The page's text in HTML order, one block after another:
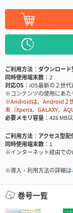
ご利用方法
ダウンロード
同時使用端末数
2
対応OS
iOS最新の２世
※コンテンツの使用にあ
※Androidは、Android２
末（Xperia、GALAXY、
必要メモリ容量
426 MB
ご利用方法
アクセス型配
同時使用端末数
1
※インターネット経由での
※導入・利用方法の詳細は
巻号一覧